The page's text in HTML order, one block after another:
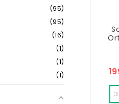
95
95
16
1
1
1